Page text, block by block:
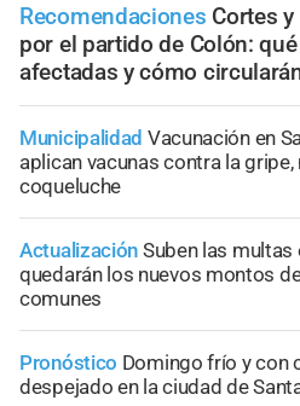
Recomendaciones Cortes
por el partido de Colón:
afectadas y cómo
Municipalidad Vacunación en
aplican vacunas contra la gripe,
coqueluche
Actualización Suben las multas
quedarán los nuevos montos
comunes
Pronóstico Domingo frío y con
despejado en la ciudad de